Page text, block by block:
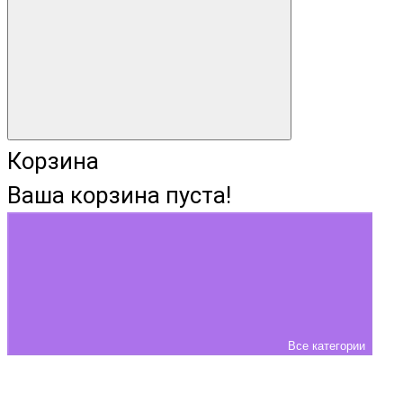
Корзина
Ваша корзина пуста!
Все категории